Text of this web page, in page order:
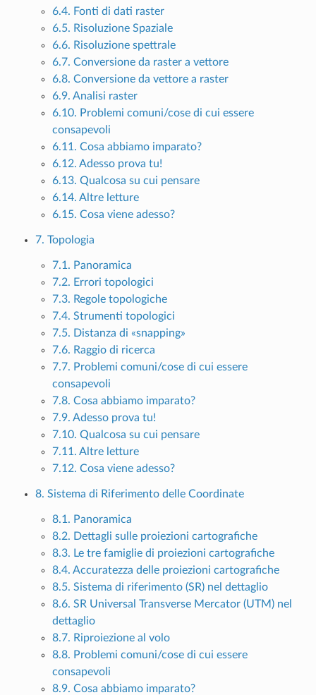
6.4. Fonti di dati raster
6.5. Risoluzione Spaziale
6.6. Risoluzione spettrale
6.7. Conversione da raster a vettore
6.8. Conversione da vettore a raster
6.9. Analisi raster
6.10. Problemi comuni/cose di cui essere
consapevoli
6.11. Cosa abbiamo imparato?
6.12. Adesso prova tu!
6.13. Qualcosa su cui pensare
6.14. Altre letture
6.15. Cosa viene adesso?
7. Topologia
7.1. Panoramica
7.2. Errori topologici
7.3. Regole topologiche
7.4. Strumenti topologici
7.5. Distanza di «snapping»
7.6. Raggio di ricerca
7.7. Problemi comuni/cose di cui essere
consapevoli
7.8. Cosa abbiamo imparato?
7.9. Adesso prova tu!
7.10. Qualcosa su cui pensare
7.11. Altre letture
7.12. Cosa viene adesso?
8. Sistema di Riferimento delle Coordinate
8.1. Panoramica
8.2. Dettagli sulle proiezioni cartografiche
8.3. Le tre famiglie di proiezioni cartografiche
8.4. Accuratezza delle proiezioni cartografiche
8.5. Sistema di riferimento (SR) nel dettaglio
8.6. SR Universal Transverse Mercator (UTM) nel
dettaglio
8.7. Riproiezione al volo
8.8. Problemi comuni/cose di cui essere
consapevoli
8.9. Cosa abbiamo imparato?